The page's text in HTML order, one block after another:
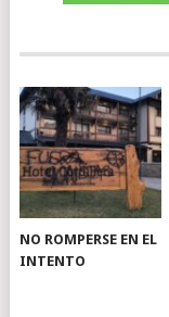
NO ROMPERSE EN EL
INTENTO